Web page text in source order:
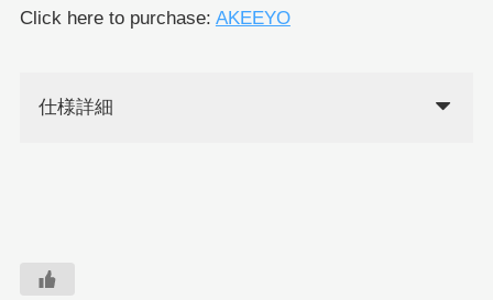
Click here to purchase: AKEEYO
仕様詳細